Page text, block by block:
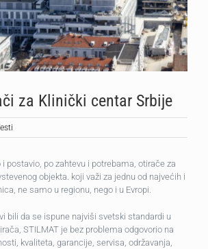
za Klinički centar Srbije
i postavio, po zahtevu i potrebama, otirače za
objekta. koji važi za jednu od najvećih i
ne samo u regionu, nego i u Evropi.
bili da se ispune najviši svetski standardi u
STILMAT je bez problema odgovorio na
kvaliteta, garancije, servisa, održavanja,